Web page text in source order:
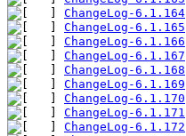
ChangeLog-6.1.164
ChangeLog-6.1.165
ChangeLog-6.1.166
ChangeLog-6.1.167
ChangeLog-6.1.168
ChangeLog-6.1.169
ChangeLog-6.1.170
ChangeLog-6.1.171
ChangeLog-6.1.172